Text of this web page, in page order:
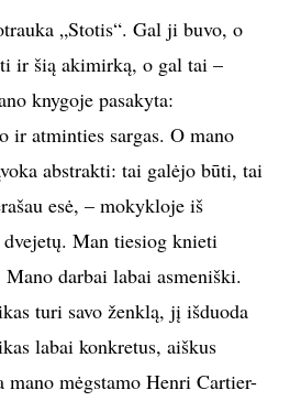
vilniečiai atpažįsta jį mano
atrakinu duris į žiūrovų
265 puslapių albumas „Remigijus Treigys.
Asmeninio albumo nuotr.
„Stotis“. Gal ji buvo, o
ir šią akimirką, o gal tai –
knygoje pasakyta:
ir atminties sargas. O mano